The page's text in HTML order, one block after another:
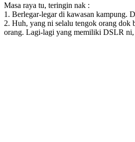
Masa raya tu, teringin nak :
1. Berlegar-legar di kawasan kampung.
2. Huh, yang ni selalu tengok orang dok
orang. Lagi-lagi yang memiliki DSLR ni,